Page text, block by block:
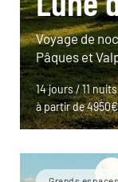
Voyage de
Pâques et
14 jours / 11 nuits
à partir de 4950€